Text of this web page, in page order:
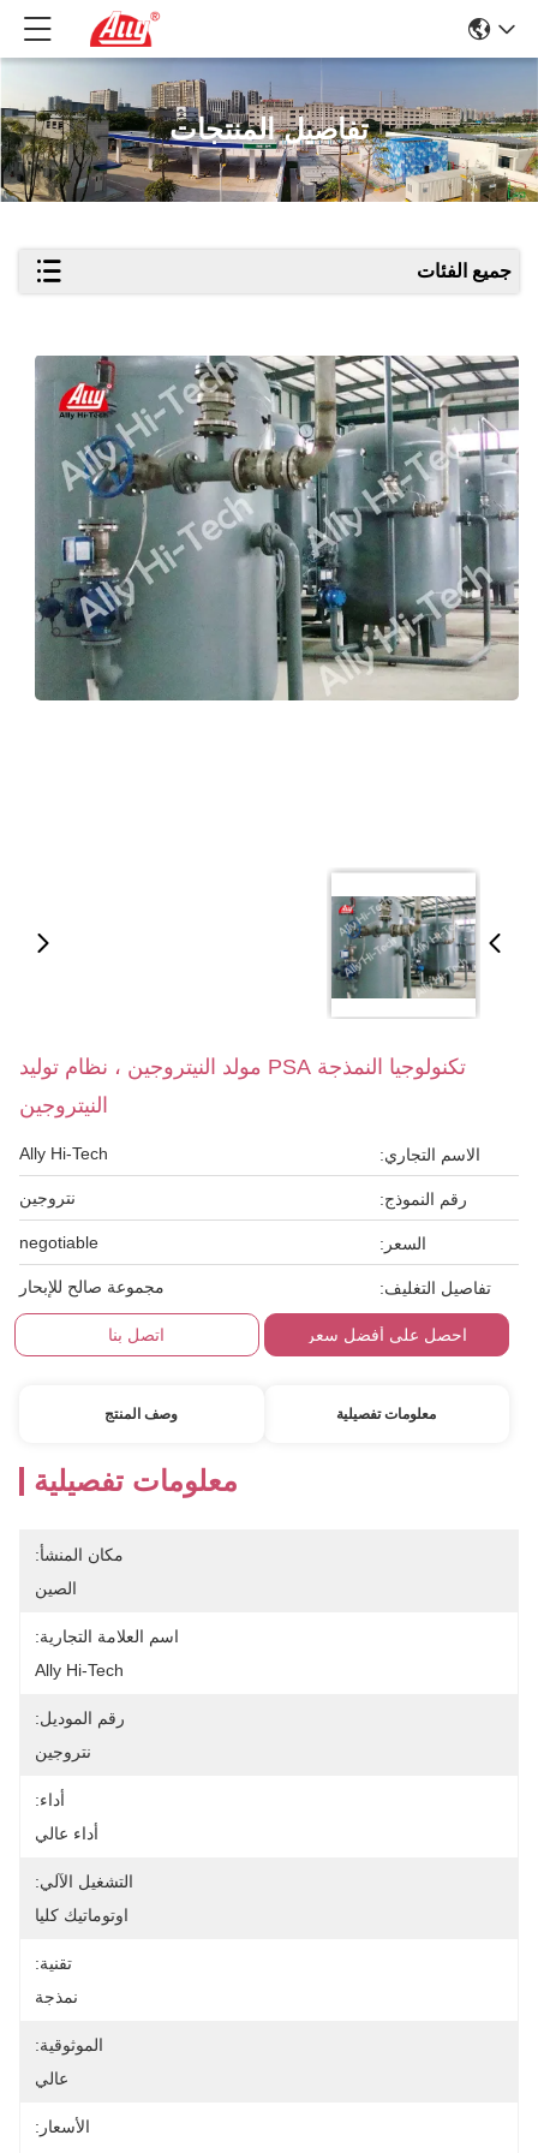
تفاصيل المنتجات
جميع الفئات
تكنولوجيا النمذجة PSA مولد النيتروجين ، نظام توليد
النيتروجين
الاسم التجاري: Ally Hi-Tech
رقم النموذج: نتروجين
السعر: negotiable
تفاصيل التغليف: مجموعة صالح للإبحار
احصل على أفضل سعر اتصل بنا
معلومات تفصيلية وصف المنتج
معلومات تفصيلية
مكان المنشأ:
الصين
اسم العلامة التجارية:
Ally Hi-Tech
رقم الموديل:
نتروجين
أداء:
أداء عالي
التشغيل الآلي:
اوتوماتيك كليا
تقنية:
نمذجة
الموثوقية:
عالي
الأسعار: